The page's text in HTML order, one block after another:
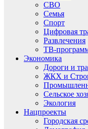
СВО
Семья
Спорт
Цифровая
Развлечения
ТВ-
Экономика
Дороги и
ЖКХ и
Сельское
Экология
Нацпроекты
Городская